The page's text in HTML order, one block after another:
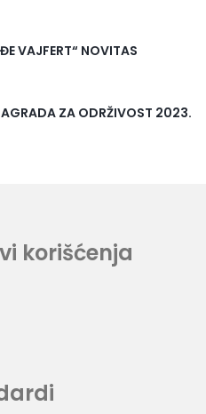
VAJFERT“ NOVITAS
ZA ODRŽIVOST 2023.
korišćenja